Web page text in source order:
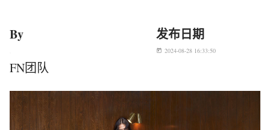
By
FN团队
发布日期
today 2024-08-28 16:33:50